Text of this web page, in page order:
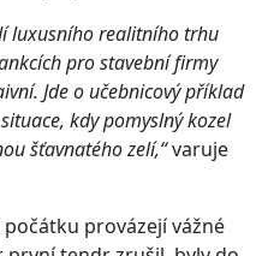
luxusního realitního trhu
pro stavební firmy
Jde o učebnicový příklad
kdy pomyslný kozel
šťavnatého zelí,“varuje
provázejí vážné